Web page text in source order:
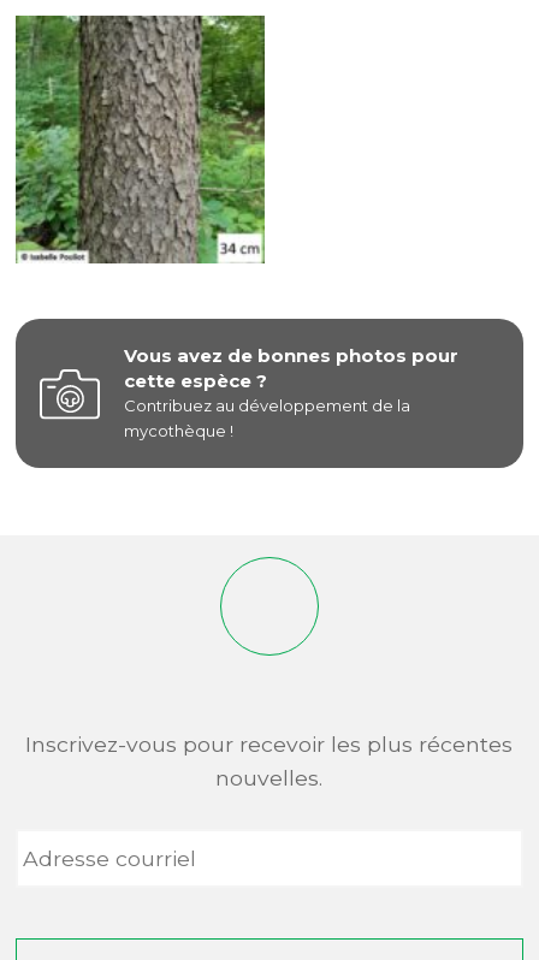
Vous avez de bonnes photos pour
cette espèce ?
Contribuez au développement de la
mycothèque !
Inscrivez-vous pour recevoir les plus récentes
nouvelles.